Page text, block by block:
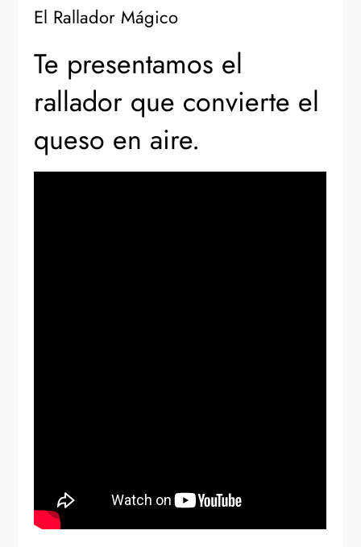
El Rallador Mágico
Te presentamos el
rallador que convierte el
queso en aire.